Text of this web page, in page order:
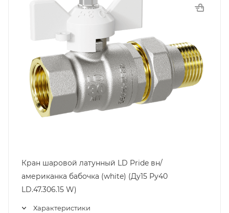
Кран шаровой латунный LD Pride вн/
американка бабочка (white) (Ду15 Ру40
LD.47.306.15 W)
Характеристики